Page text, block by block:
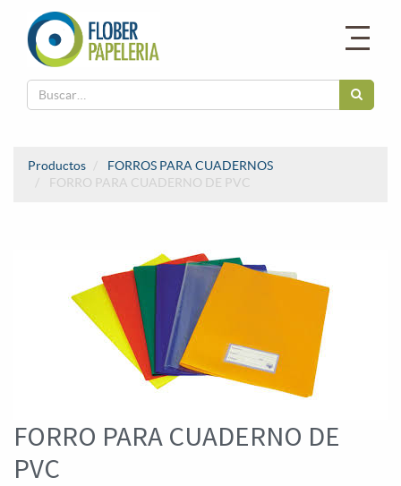
Productos
FORROS PARA CUADERNOS
FORRO PARA CUADERNO DE PVC
FORRO PARA CUADERNO DE
PVC